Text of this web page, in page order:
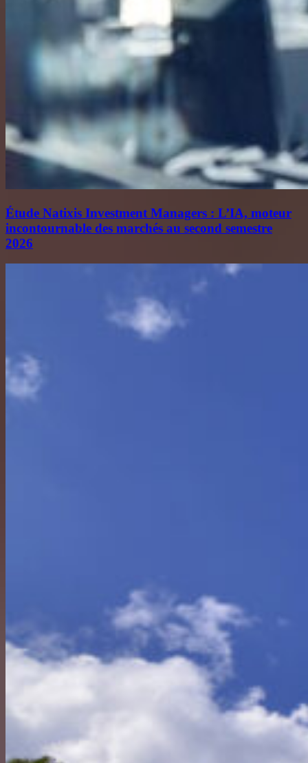
Étude Natixis Investment Managers : L’IA, moteur
incontournable des marchés au second semestre
2026